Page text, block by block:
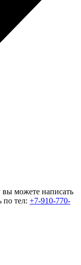
вы можете написать
по тел: +7-910-770-